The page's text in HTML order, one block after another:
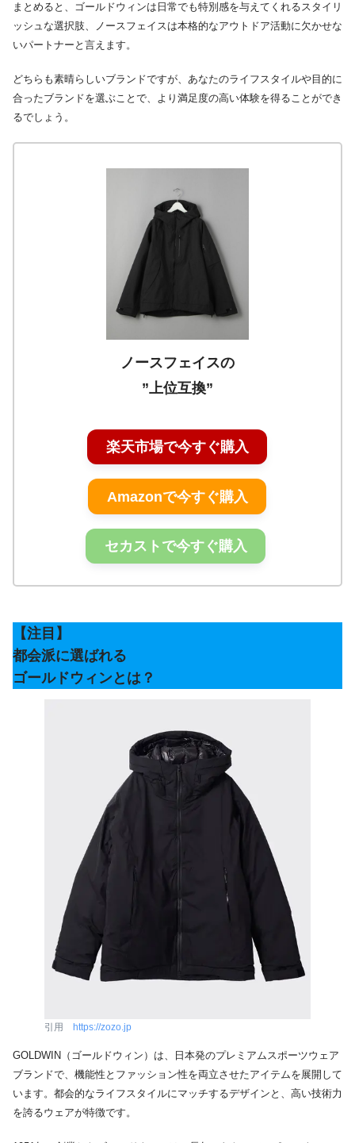
まとめると、ゴールドウィンは日常でも特別感を与えてくれるスタイリ
ッシュな選択肢、ノースフェイスは本格的なアウトドア活動に欠かせな
いパートナーと言えます。
どちらも素晴らしいブランドですが、あなたのライフスタイルや目的に
合ったブランドを選ぶことで、より満足度の高い体験を得ることができ
るでしょう。
ノースフェイスの
”上位互換”
楽天市場で今すぐ購入
Amazonで今すぐ購入
セカストで今すぐ購入
【注目】
都会派に選ばれる
ゴールドウィンとは？
引用 https://zozo.jp
GOLDWIN（ゴールドウィン）は、日本発のプレミアムスポーツウェア
ブランドで、機能性とファッション性を両立させたアイテムを展開して
います。都会的なライフスタイルにマッチするデザインと、高い技術力
を誇るウェアが特徴です。